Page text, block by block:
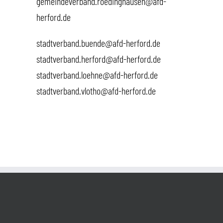
herford.de
stadtverband.buende@afd-herford.de
stadtverband.herford@afd-herford.de
stadtverband.loehne@afd-herford.de
stadtverband.vlotho@afd-herford.de